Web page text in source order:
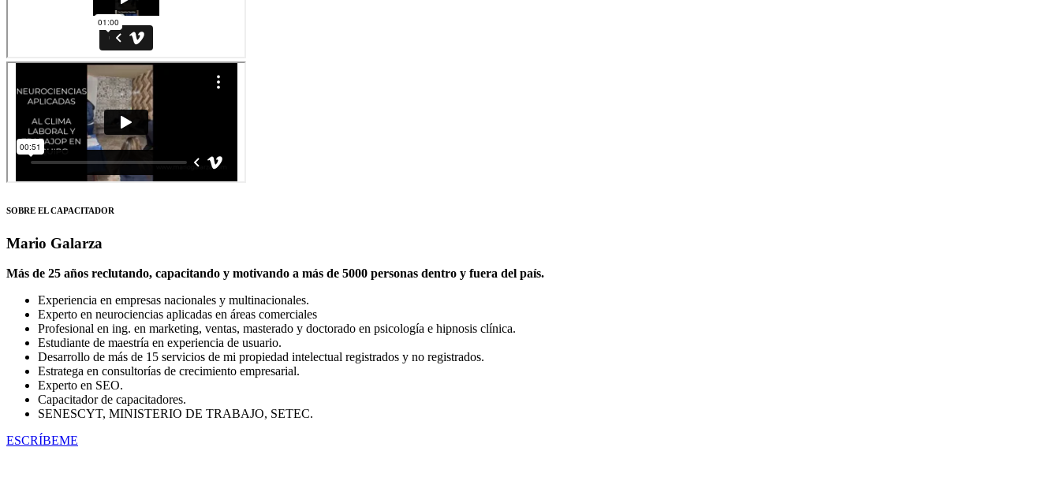
SOBRE EL CAPACITADOR
Mario Galarza
Más de 25 años reclutando, capacitando y motivando a más de 5000 personas dentro y fuera del país.
Experiencia en empresas nacionales y multinacionales.
Experto en neurociencias aplicadas en áreas comerciales
Profesional en ing. en marketing, ventas, masterado y doctorado en psicología e hipnosis clínica.
Estudiante de maestría en experiencia de usuario.
Desarrollo de más de 15 servicios de mi propiedad intelectual registrados y no registrados.
Estratega en consultorías de crecimiento empresarial.
Experto en SEO.
Capacitador de capacitadores.
SENESCYT, MINISTERIO DE TRABAJO, SETEC.
ESCRÍBEME